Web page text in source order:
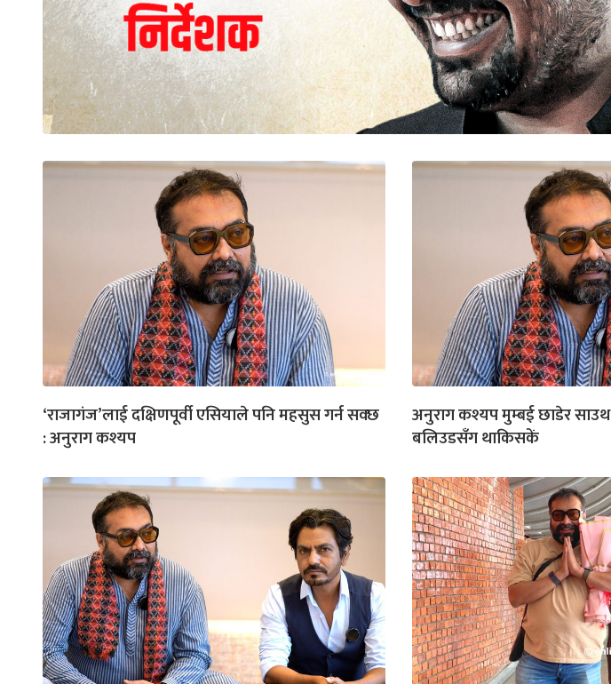
‘राजागंज’लाई दक्षिणपूर्वी एसियाले पनि महसुस गर्न सक्छ
: अनुराग कश्यप
अनुराग कश्यप मुम्बई छाडेर
बलिउडसँग थाकिसकें